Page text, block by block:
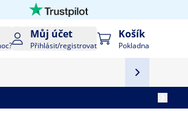
Můj účet
Přihlásit/registrovat
Košík
Pokladna